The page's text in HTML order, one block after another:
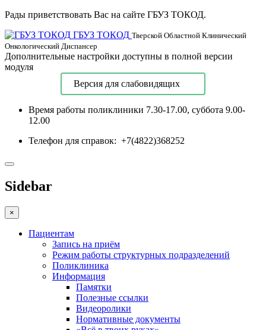
Рады приветствовать Вас на сайте ГБУЗ ТОКОД.
ГБУЗ ТОКОД Тверской Областной Клинический
Онкологический Диспансер
Дополнительные настройки доступны в полной версии
модуля
Версия для слабовидящих
Время работы поликлиники 7.30-17.00, суббота 9.00-
12.00
Телефон для справок: +7(4822)368252
Sidebar
×
Пациентам
Запись на приём
Режим работы структурных подразделений
Поликлиника
Информация
Памятки
Полезные ссылки
Видеоролики
Нормативные документы